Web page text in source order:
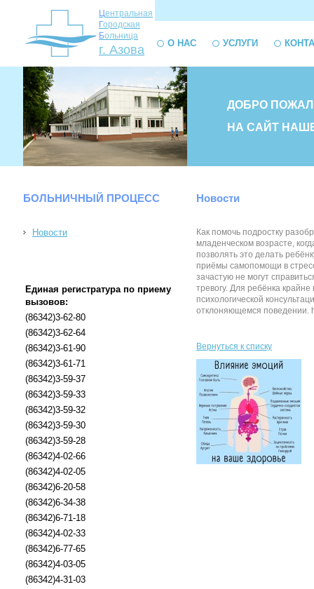
Центральная
Городская
Больница
г. Азова О НАС УСЛУГИ
ДОБРО
НА САЙТ
БОЛЬНИЧНЫЙ ПРОЦЕСС
Новости
Единая регистратура по приему
вызовов:
(86342)3-62-80
(86342)3-62-64
(86342)3-61-90
(86342)3-61-71
(86342)3-59-37
(86342)3-59-33
(86342)3-59-32
(86342)3-59-30
(86342)3-59-28
(86342)4-02-66
(86342)4-02-05
(86342)6-20-58
(86342)6-34-38
(86342)6-71-18
(86342)4-02-33
(86342)6-77-65
(86342)4-03-05
(86342)4-31-03
Новости
Как помочь подростку
младенческом возрасте,
позволять это делать
приёмы самопомощи в
зачастую не могут
тревогу. Для ребёнка
психологической
отклоняющемся поведении.
Вернуться к списку